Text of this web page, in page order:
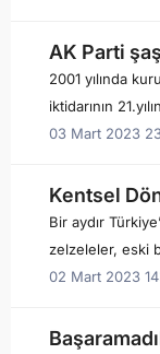
AK Parti
2001 yılında
iktidarının
03 Mart 2023
Kentsel
Bir aydır
zelzeleler, eski
02 Mart 2023